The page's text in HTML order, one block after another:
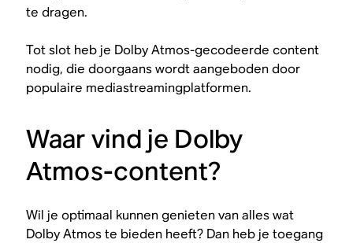
te dragen.
Tot slot heb je Dolby Atmos-gecodeerde content
nodig, die doorgaans wordt aangeboden door
populaire mediastreamingplatformen.
Waar vind je Dolby
Atmos-content?
Wil je optimaal kunnen genieten van alles wat
Dolby Atmos te bieden heeft? Dan heb je toegang